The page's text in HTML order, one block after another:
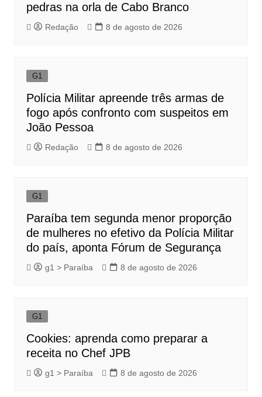
pedras na orla de Cabo Branco
Redação 8 de agosto de 2026
G1
Polícia Militar apreende três armas de
fogo após confronto com suspeitos em
João Pessoa
Redação 8 de agosto de 2026
G1
Paraíba tem segunda menor proporção
de mulheres no efetivo da Polícia Militar
do país, aponta Fórum de Segurança
g1 > Paraíba 8 de agosto de 2026
G1
Cookies: aprenda como preparar a
receita no Chef JPB
g1 > Paraíba 8 de agosto de 2026